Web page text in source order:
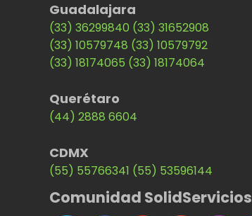
Guadalajara
(33) 36299840 (33) 31652908
(33) 10579748 (33) 10579792
(33) 18174065 (33) 18174064
Querétaro
(44) 2888 6604
CDMX
(55) 55766341 (55) 53596144
Comunidad SolidServicios